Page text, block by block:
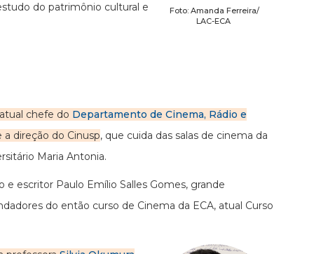
Foto: Amanda Ferreira/
LAC-ECA
do patrimônio cultural e
chefe do Departamento de Cinema, Rádio e
direção do Cinusp, que cuida das salas de cinema da
Maria Antonia.
escritor Paulo Emílio Salles Gomes, grande
do então curso de Cinema da ECA, atual Curso